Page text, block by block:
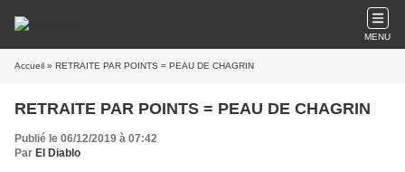
MENU
Accueil » RETRAITE PAR POINTS = PEAU DE CHAGRIN
RETRAITE PAR POINTS = PEAU DE CHAGRIN
Publié le 06/12/2019 à 07:42
Par El Diablo